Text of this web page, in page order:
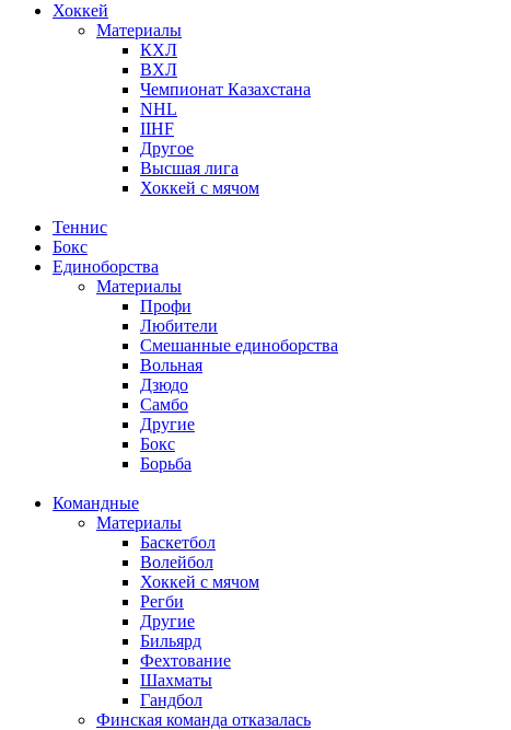
Хоккей
Материалы
КХЛ
ВХЛ
Чемпионат Казахстана
NHL
IIHF
Другое
Высшая лига
Хоккей с мячом
Теннис
Бокс
Единоборства
Материалы
Профи
Любители
Смешанные единоборства
Вольная
Дзюдо
Самбо
Другие
Бокс
Борьба
Командные
Материалы
Баскетбол
Волейбол
Хоккей с мячом
Регби
Другие
Бильярд
Фехтование
Шахматы
Гандбол
Финская команда отказалась